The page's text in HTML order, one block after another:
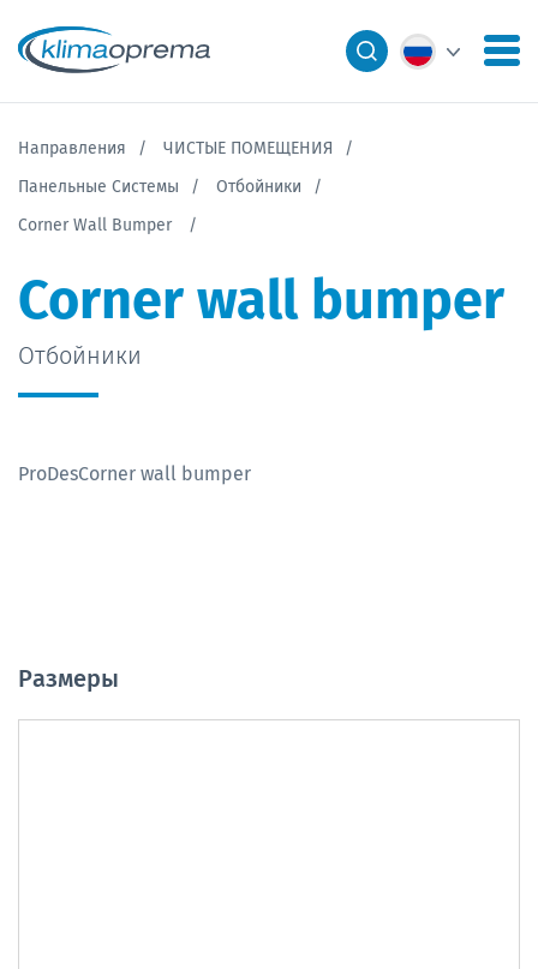
Направления
ЧИСТЫЕ ПОМЕЩЕНИЯ
Панельные Системы
Отбойники
Corner Wall Bumper
Corner wall bumper
Отбойники
ProDesCorner wall bumper
Pазмеры